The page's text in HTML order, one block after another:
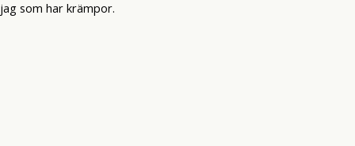
jag som har krämpor.